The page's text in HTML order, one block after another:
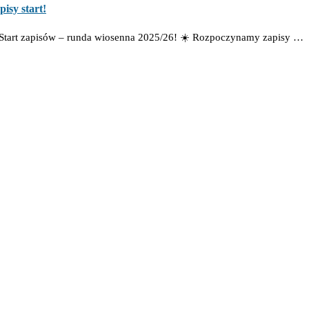
start!
zapisów – runda wiosenna 2025/26! ☀️ Rozpoczynamy zapisy …